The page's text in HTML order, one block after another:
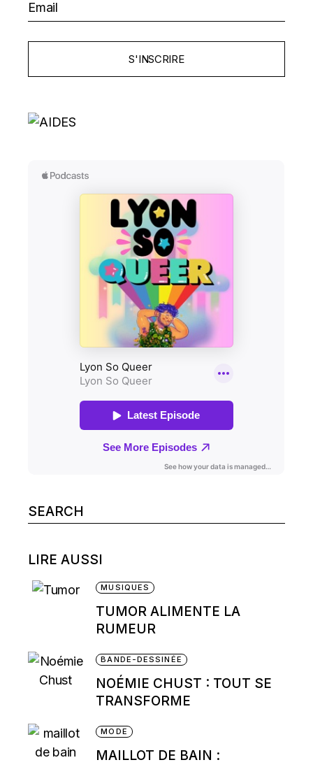
S'INSCRIRE
Search
for:
LIRE AUSSI
MUSIQUES
TUMOR ALIMENTE LA
RUMEUR
BANDE-DESSINÉE
NOÉMIE CHUST : TOUT SE
TRANSFORME
MODE
MAILLOT DE BAIN :